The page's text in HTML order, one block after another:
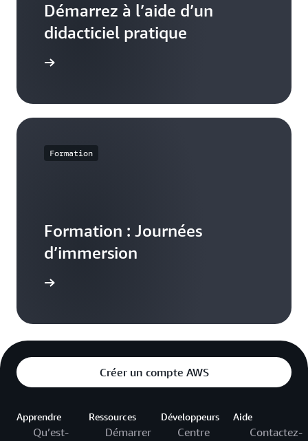
Démarrez à l’aide d’un
didacticiel pratique
Formation
Formation : Journées
d’immersion
Créer un compte AWS
Apprendre
Qu’est-
Ressources
Démarrer
Développeurs
Centre
Aide
Contactez-